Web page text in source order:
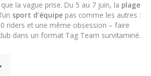
la vague prise. Du 5 au 7 juin, la plage
sport d’équipe pas comme les autres :
riders et une même obsession – faire
dans un format Tag Team survitaminé.